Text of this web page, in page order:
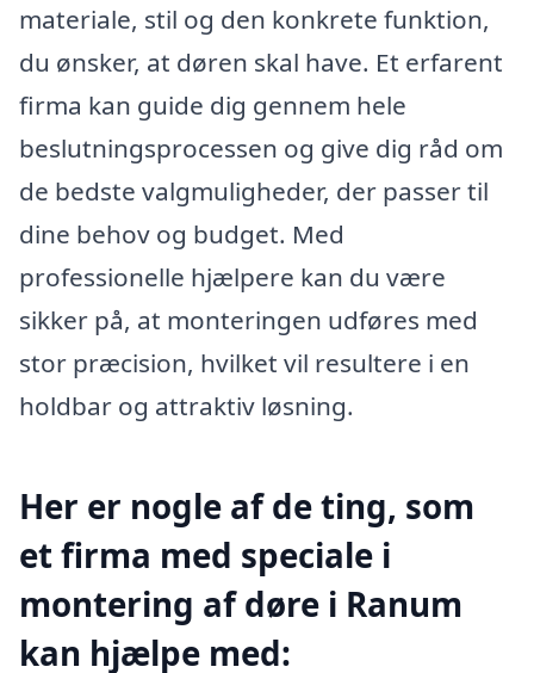
materiale, stil og den konkrete funktion,
du ønsker, at døren skal have. Et erfarent
firma kan guide dig gennem hele
beslutningsprocessen og give dig råd om
de bedste valgmuligheder, der passer til
dine behov og budget. Med
professionelle hjælpere kan du være
sikker på, at monteringen udføres med
stor præcision, hvilket vil resultere i en
holdbar og attraktiv løsning.
Her er nogle af de ting, som
et firma med speciale i
montering af døre i Ranum
kan hjælpe med: